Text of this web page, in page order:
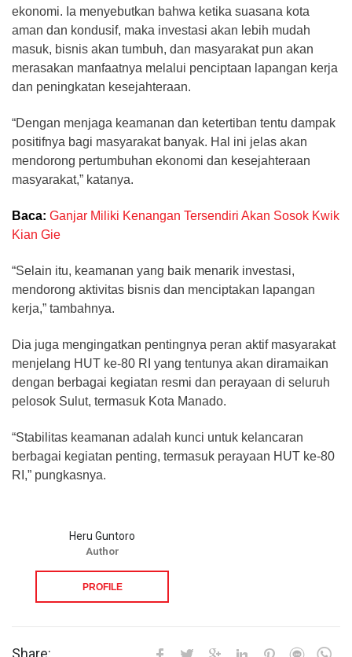
ekonomi. Ia menyebutkan bahwa ketika suasana kota
aman dan kondusif, maka investasi akan lebih mudah
masuk, bisnis akan tumbuh, dan masyarakat pun akan
merasakan manfaatnya melalui penciptaan lapangan kerja
dan peningkatan kesejahteraan.
“Dengan menjaga keamanan dan ketertiban tentu dampak
positifnya bagi masyarakat banyak. Hal ini jelas akan
mendorong pertumbuhan ekonomi dan kesejahteraan
masyarakat,” katanya.
Baca: Ganjar Miliki Kenangan Tersendiri Akan Sosok Kwik
Kian Gie
“Selain itu, keamanan yang baik menarik investasi,
mendorong aktivitas bisnis dan menciptakan lapangan
kerja,” tambahnya.
Dia juga mengingatkan pentingnya peran aktif masyarakat
menjelang HUT ke-80 RI yang tentunya akan diramaikan
dengan berbagai kegiatan resmi dan perayaan di seluruh
pelosok Sulut, termasuk Kota Manado.
“Stabilitas keamanan adalah kunci untuk kelancaran
berbagai kegiatan penting, termasuk perayaan HUT ke-80
RI,” pungkasnya.
Heru Guntoro
Author
PROFILE
Share: